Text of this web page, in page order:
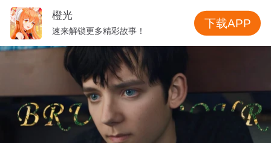
橙光
速来解锁更多精彩故事！
下载APP